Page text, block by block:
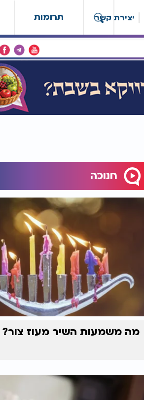
תרומות יצירת קשר
חנוכה
מה משמעות השיר מעוז צור?